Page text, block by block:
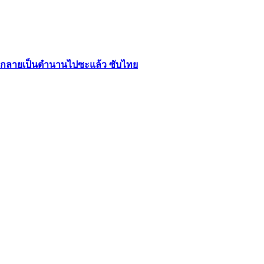
กลายเป็นตำนานไปซะแล้ว ซับไทย